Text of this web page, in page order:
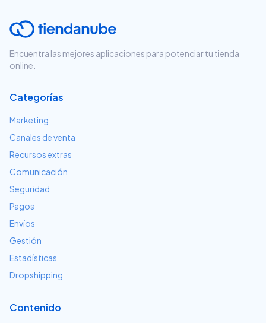
Encuentra las mejores aplicaciones para potenciar tu tienda
online.
Categorías
Marketing
Canales de venta
Recursos extras
Comunicación
Seguridad
Pagos
Envíos
Gestión
Estadísticas
Dropshipping
Contenido